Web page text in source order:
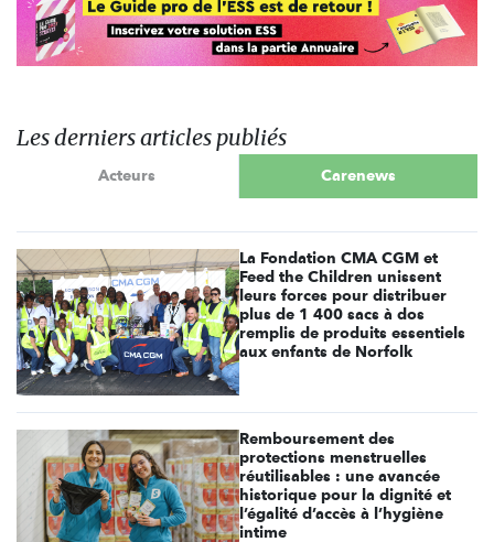
Les derniers articles publiés
Acteurs Carenews
La Fondation CMA CGM et
Feed the Children unissent
leurs forces pour distribuer
plus de 1 400 sacs à dos
remplis de produits essentiels
aux enfants de Norfolk
Remboursement des
protections menstruelles
réutilisables : une avancée
historique pour la dignité et
l’égalité d’accès à l’hygiène
intime